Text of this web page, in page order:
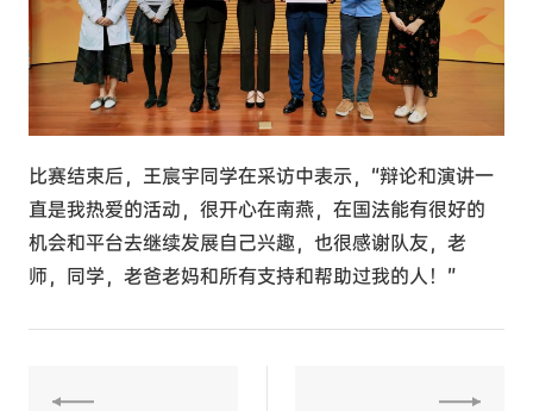
比赛结束后，王宸宇同学在采访中表示，“辩论和演讲一
直是我热爱的活动，很开心在南燕，在国法能有很好的
机会和平台去继续发展自己兴趣，也很感谢队友，老
师，同学，老爸老妈和所有支持和帮助过我的人！”